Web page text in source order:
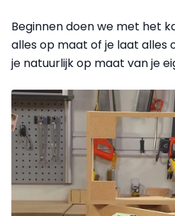
Beginnen doen we met het
alles op maat of je laat alles
je natuurlijk op maat van je